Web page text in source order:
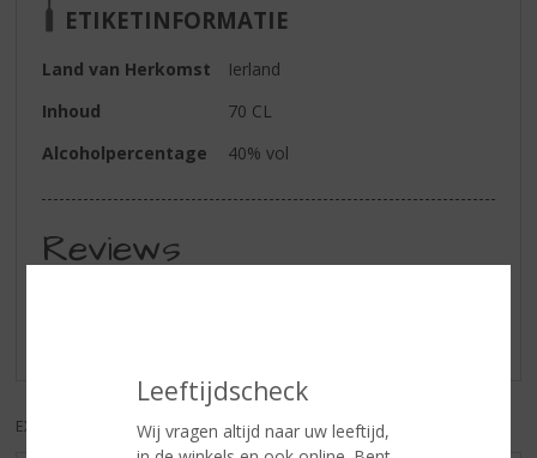
Leeftijdscheck
Wij vragen altijd naar uw leeftijd,
ETIKETINFORMATIE
Land van Herkomst
Ierland
Inhoud
70 CL
Alcoholpercentage
40% vol
Reviews
EXCL. BTW INCL. BTW